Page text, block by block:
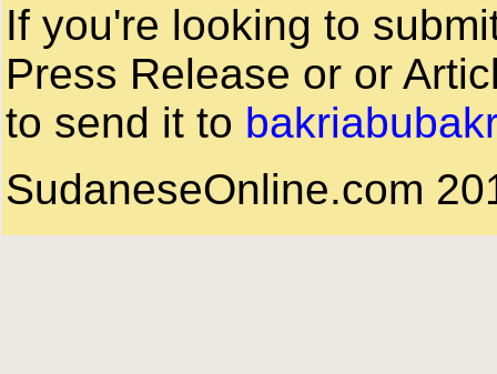
If you're looking to
Press Release or or
to send it to